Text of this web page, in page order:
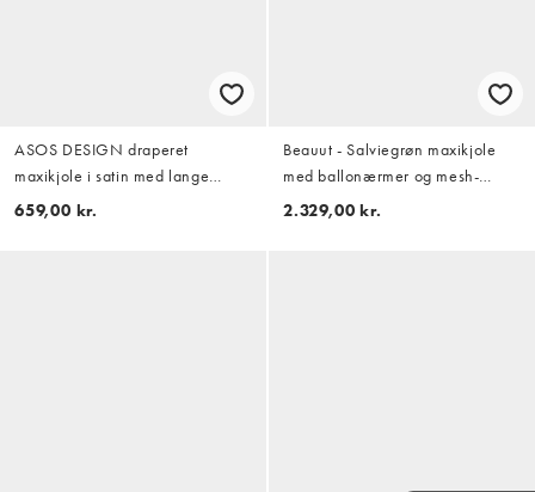
ASOS DESIGN draperet
maxikjole i satin med lange
ærmer, krydset front og høj hals i
659,00 kr.
Beauut - Salviegrøn maxikjole
med ballonærmer og mesh-
overlag med gennemgående
2.329,00 kr.